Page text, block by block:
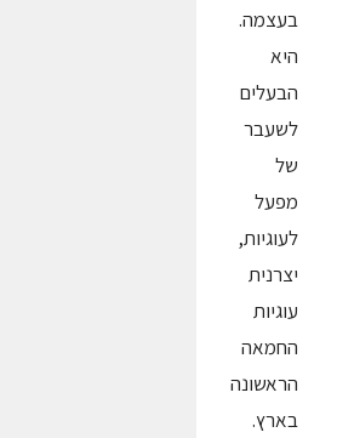
בעצמה.
היא
הבעלים
לשעבר
של
מפעל
לעוגיות,
יצרנית
עוגיות
החמאה
הראשונה
בארץ.